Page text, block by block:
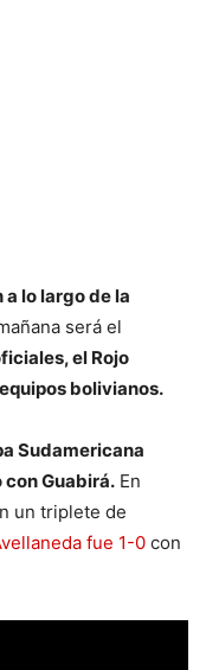
lo largo de la
será el
el Rojo
bolivianos.
Sudamericana
Guabirá. En
un triplete de
fue 1-0 con